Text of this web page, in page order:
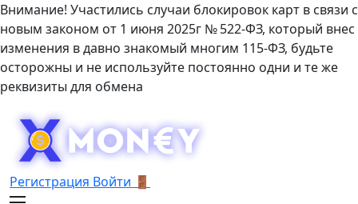
Внимание! Участились случаи блокировок карт в связи с
новым законом от 1 июня 2025г № 522-ФЗ, который внес
изменения в давно знакомый многим 115-ФЗ, будьте
осторожны и не используйте постоянно одни и те же
реквизиты для обмена
Регистрация Войти 🚪